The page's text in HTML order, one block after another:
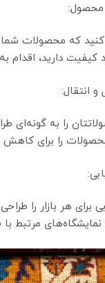
محصول:
که محصولات شما
کیفیت دارید، اقدام
انتقال:
را به گونه‌ای
محصولات را برای
برای هر بازار را
نمایشگاه‌های